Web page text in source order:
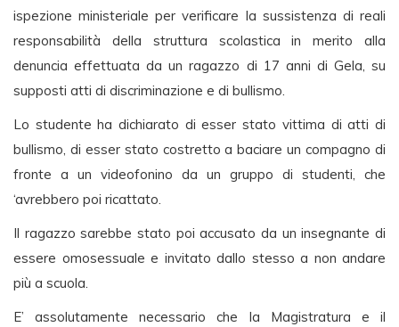
ispezione ministeriale per verificare la sussistenza di reali
responsabilità della struttura scolastica in merito alla
denuncia effettuata da un ragazzo di 17 anni di Gela, su
supposti atti di discriminazione e di bullismo.
Lo studente ha dichiarato di esser stato vittima di atti di
bullismo, di esser stato costretto a baciare un compagno di
fronte a un videofonino da un gruppo di studenti, che
‘avrebbero poi ricattato.
Il ragazzo sarebbe stato poi accusato da un insegnante di
essere omosessuale e invitato dallo stesso a non andare
più a scuola.
E’ assolutamente necessario che la Magistratura e il